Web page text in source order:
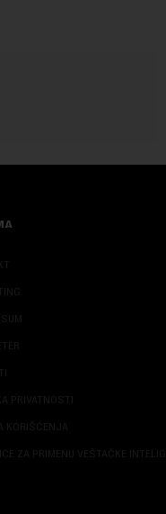
PRIVATNOSTI
KORIŠĆENJA
ZA PRIMENU VEŠTAČKE